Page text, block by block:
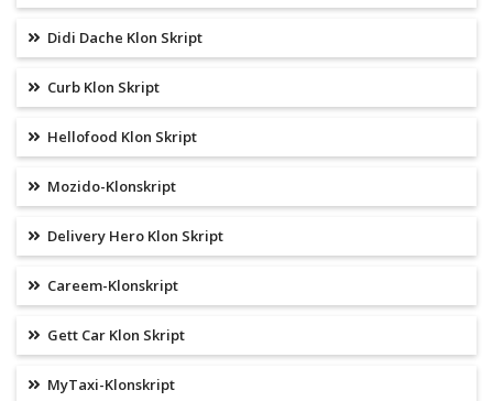
Didi Dache Klon Skript
Curb Klon Skript
Hellofood Klon Skript
Mozido-Klonskript
Delivery Hero Klon Skript
Careem-Klonskript
Gett Car Klon Skript
MyTaxi-Klonskript